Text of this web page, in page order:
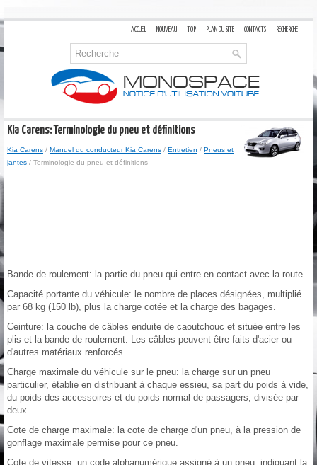
ACCUEIL NOUVEAU TOP PLAN DU SITE CONTACTS RECHERCHE
Kia Carens: Terminologie du pneu et définitions
Kia Carens / Manuel du conducteur Kia Carens / Entretien / Pneus et
jantes / Terminologie du pneu et définitions
Bande de roulement: la partie du pneu qui entre en contact avec la route.
Capacité portante du véhicule: le nombre de places désignées, multiplié
par 68 kg (150 lb), plus la charge cotée et la charge des bagages.
Ceinture: la couche de câbles enduite de caoutchouc et située entre les
plis et la bande de roulement. Les câbles peuvent être faits d'acier ou
d'autres matériaux renforcés.
Charge maximale du véhicule sur le pneu: la charge sur un pneu
particulier, établie en distribuant à chaque essieu, sa part du poids à vide,
du poids des accessoires et du poids normal de passagers, divisée par
deux.
Cote de charge maximale: la cote de charge d'un pneu, à la pression de
gonflage maximale permise pour ce pneu.
Cote de vitesse: un code alphanumérique assigné à un pneu, indiquant la